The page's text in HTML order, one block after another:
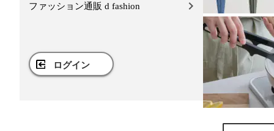
ファッション通販 d fashion
ログイン